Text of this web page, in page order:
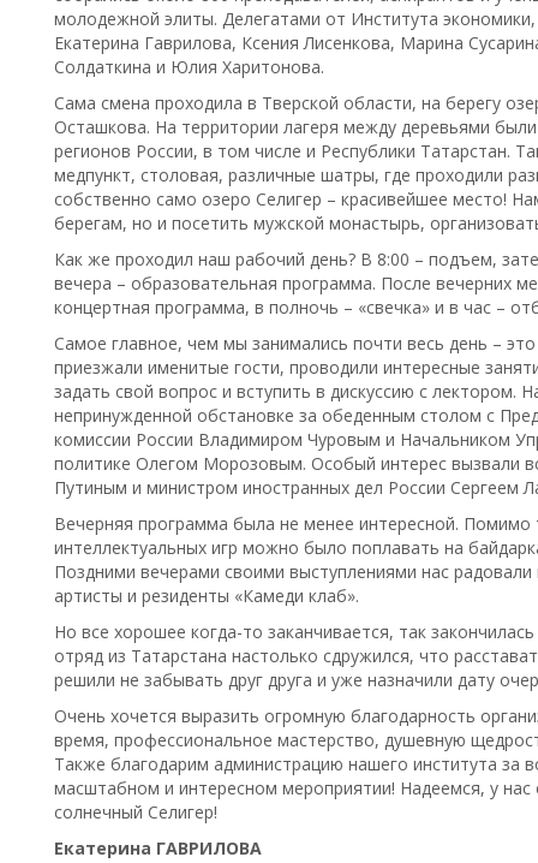
молодежной элиты. Делегатами от Института экономики,
Екатерина Гаврилова, Ксения Лисенкова, Марина
Солдаткина и Юлия Харитонова.
Сама смена проходила в Тверской области, на берегу
Осташкова. На территории лагеря между деревьями
регионов России, в том числе и Республики Татарстан.
медпункт, столовая, различные шатры, где проходили
собственно само озеро Селигер – красивейшее место!
берегам, но и посетить мужской монастырь,
Как же проходил наш рабочий день? В 8:00 – подъем,
вечера – образовательная программа. После вечерних
концертная программа, в полночь – «свечка» и в час –
Самое главное, чем мы занимались почти весь день –
приезжали именитые гости, проводили интересные
задать свой вопрос и вступить в дискуссию с лектором.
непринужденной обстановке за обеденным столом с
комиссии России Владимиром Чуровым и Начальником
политике Олегом Морозовым. Особый интерес вызвали
Путиным и министром иностранных дел России Сергеем
Вечерняя программа была не менее интересной. Помимо
интеллектуальных игр можно было поплавать на
Поздними вечерами своими выступлениями нас
артисты и резиденты «Камеди клаб».
Но все хорошее когда-то заканчивается, так
отряд из Татарстана настолько сдружился, что
решили не забывать друг друга и уже назначили дату
Очень хочется выразить огромную благодарность
время, профессиональное мастерство, душевную
Также благодарим администрацию нашего института за
масштабном и интересном мероприятии! Надеемся, у
солнечный Селигер!
Екатерина ГАВРИЛОВА